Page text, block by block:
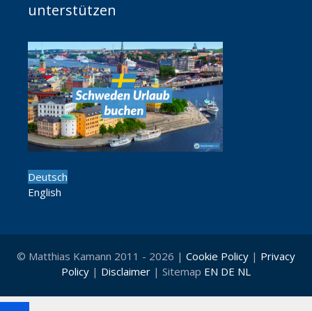
unterstützen
Deutsch
English
© Matthias Kamann 2011 - 2026 | Cookie Policy | Privacy
Policy | Disclaimer | Sitemap EN DE NL